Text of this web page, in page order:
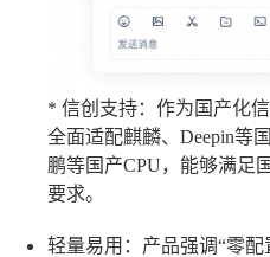
* 信创支持：作为国产化
全面适配麒麟、Deepin等
鹏等国产CPU，能够满足
要求。
轻量易用 ：产品强调“零